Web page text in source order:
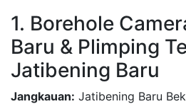
1. Borehole
Baru & Plimping
Jatibening Baru
Jangkauan: Jatibening Baru